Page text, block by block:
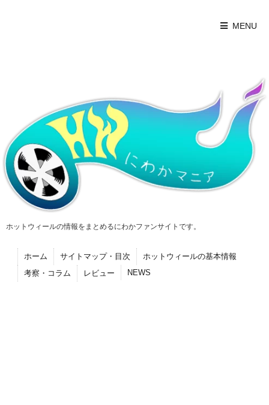
MENU
ホットウィールの情報をまとめるにわかファンサイトです。
ホーム サイトマップ・目次
ホットウィールの基本情報
考察・コラム
レビュー NEWS